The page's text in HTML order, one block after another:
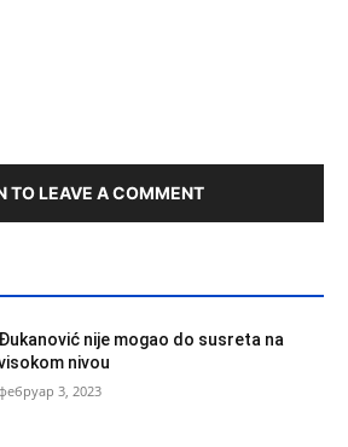
TO LEAVE A COMMENT
Đukanović nije mogao do susreta na
nivou
3, 2023